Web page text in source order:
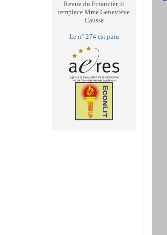
Revue du Financier, il
remplace Mme Geneviève
Causse
Le n° 274 est paru